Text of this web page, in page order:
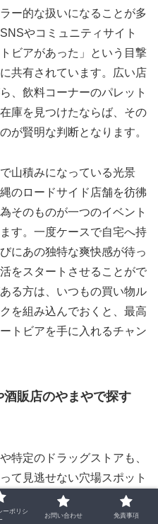
ー的な扱いになることが多
やコミュニティサイト
ビアがあった」という目撃
共有されています。広い店
、飲料コーナーのパレット
庫を見つけたならば、その
が賢明な判断となります。
山積みになっている光景
のロードサイド店舗を彷彿
そのものが一つのイベント
す。一度ケースで自宅へ持
にあの独特な爽快感が待っ
をスタートさせることがで
る方は、いつもの買い物ル
を組み込んでおくと、最高
トビアを手に入れるチャン
販店のやまやで探す
特定のドラッグストアも、
て見逃せない穴場スポット
開する酒類専門店の「やま
の品揃えが非常に豊富で、
ーポリシ
お問い合わせ 免責事項